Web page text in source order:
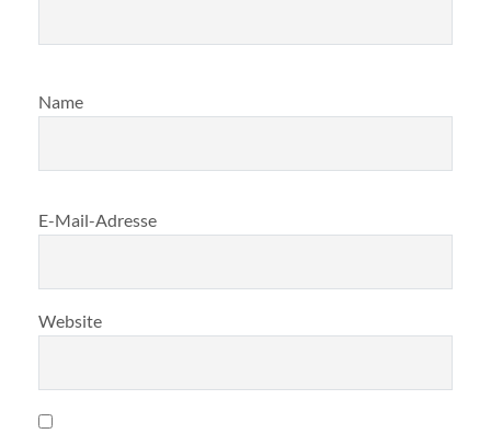
Name
E-Mail-Adresse
Website